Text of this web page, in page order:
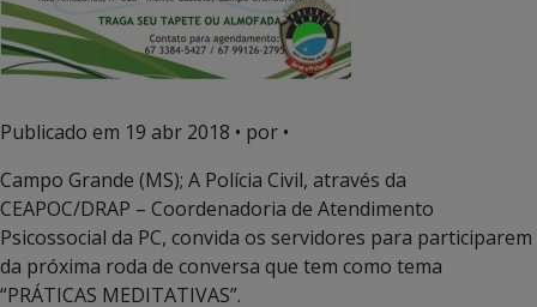
Publicado em 19 abr 2018 • por •
Campo Grande (MS); A Polícia Civil, através da
CEAPOC/DRAP – Coordenadoria de Atendimento
Psicossocial da PC, convida os servidores para participarem
da próxima roda de conversa que tem como tema
“PRÁTICAS MEDITATIVAS”.